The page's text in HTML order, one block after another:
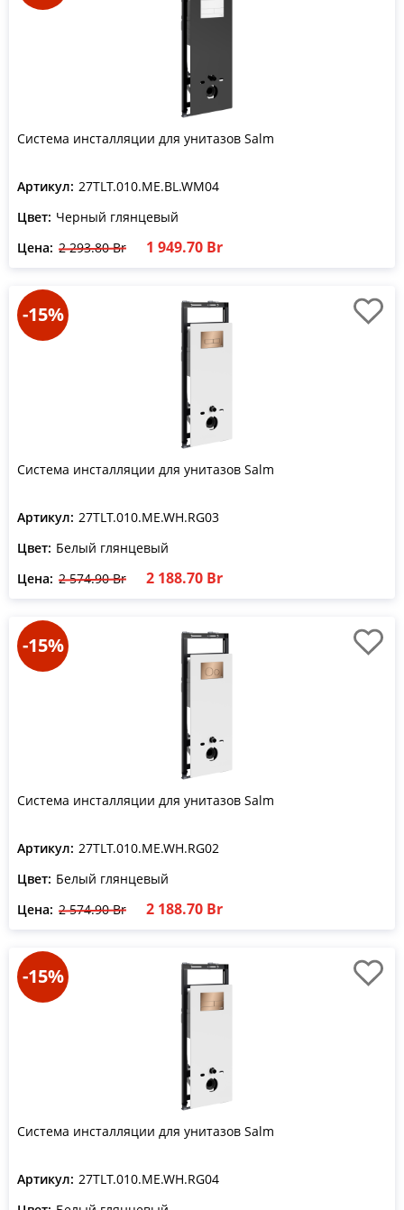
Система инсталляции для унитазов Salm
Артикул: 27TLT.010.ME.BL.WM04
Цвет: Черный глянцевый
Цена: 2 293.80 Br 1 949.70 Br
-15%
Система инсталляции для унитазов Salm
Артикул: 27TLT.010.ME.WH.RG03
Цвет: Белый глянцевый
Цена: 2 574.90 Br 2 188.70 Br
-15%
Система инсталляции для унитазов Salm
Артикул: 27TLT.010.ME.WH.RG02
Цвет: Белый глянцевый
Цена: 2 574.90 Br 2 188.70 Br
-15%
Система инсталляции для унитазов Salm
Артикул: 27TLT.010.ME.WH.RG04